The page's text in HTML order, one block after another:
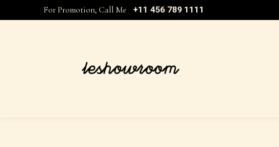
For Promotion, Call Me +11 456 789 1111